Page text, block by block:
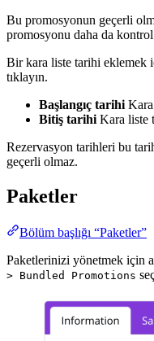
Bu promosyonun geçerli
promosyonu daha da
Bir kara liste tarihi eklemek
tıklayın.
Başlangıç tarihi
Bitiş tarihi Kara liste
Rezervasyon tarihleri bu
geçerli olmaz.
Paketler
Bölüm başlığı “Paketler”
Paketlerinizi yönetmek için
> Bundled Promotions